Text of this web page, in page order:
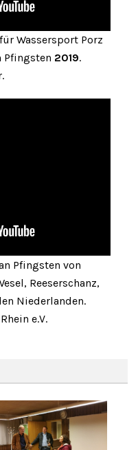
Wassersport Porz
Pfingsten 2019.
Pfingsten von
Reeserschanz,
Niederlanden.
e.V.